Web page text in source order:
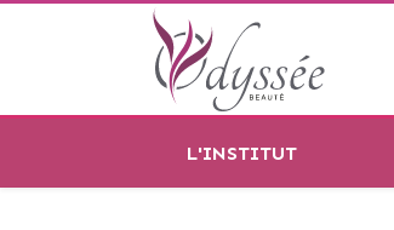
L'INSTITUT